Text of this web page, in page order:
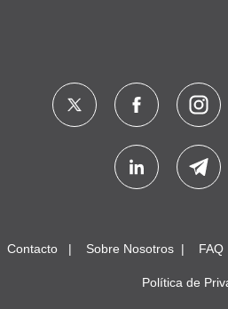
Contacto Sobre Nosotros FAQ
Política de